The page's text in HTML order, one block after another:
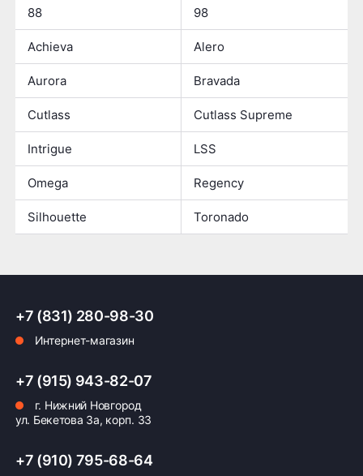
88 98
Achieva Alero
Aurora Bravada
Cutlass Cutlass Supreme
Intrigue LSS
Omega Regency
Silhouette Toronado
+7 (831) 280-98-30
Интернет-магазин
+7 (915) 943-82-07
г. Нижний Новгород
ул. Бекетова 3а, корп. 33
+7 (910) 795-68-64